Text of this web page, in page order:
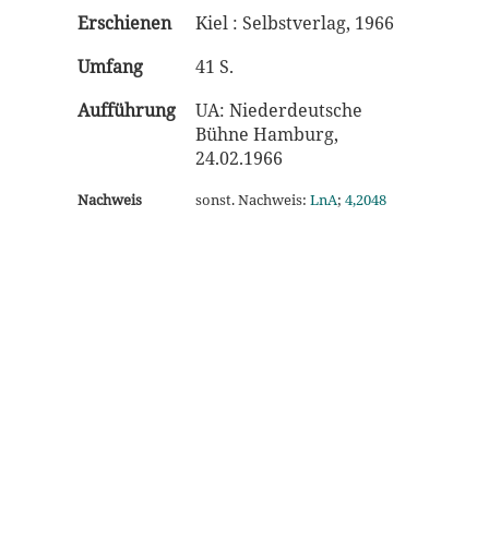
Erschienen
Kiel : Selbstverlag, 1966
Umfang
41 S.
Aufführung
UA: Niederdeutsche
Bühne Hamburg,
24.02.1966
Nachweis sonst. Nachweis: LnA; 4,2048